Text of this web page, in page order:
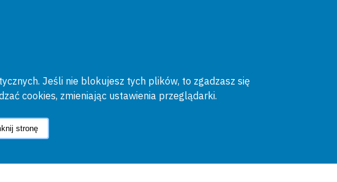
Jeśli nie blokujesz tych plików, to zgadzasz się
cookies, zmieniając ustawienia przeglądarki.
stronę